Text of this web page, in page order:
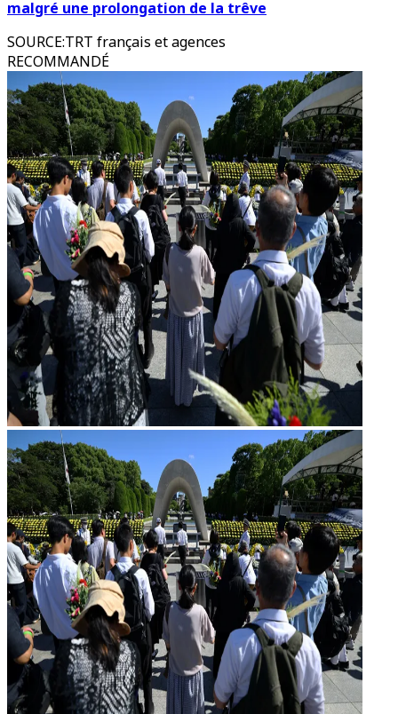
malgré une prolongation de la trêve
SOURCE:TRT français et agences
RECOMMANDÉ